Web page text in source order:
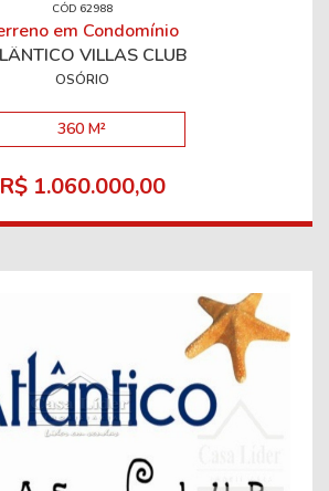
CÓD 62988
em Condomínio
VILLAS CLUB
OSÓRIO
360 M²
R$ 1.060.000,00